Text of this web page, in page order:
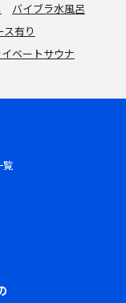
バイブラ水風呂
ス有り
ベートサウナ
覧